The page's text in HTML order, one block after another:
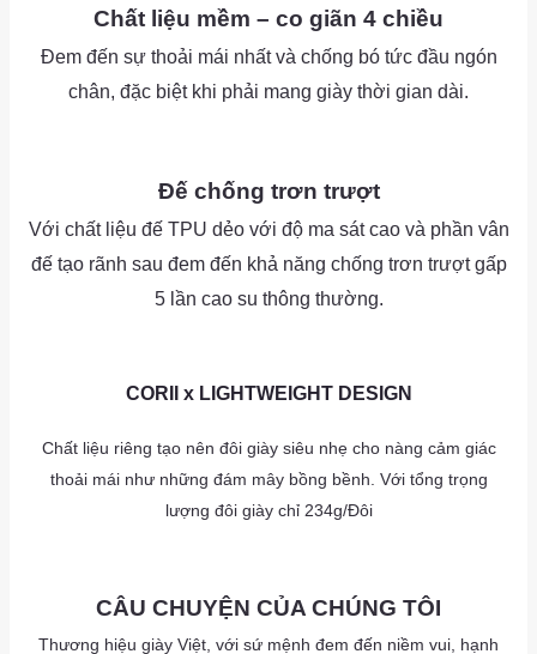
Chất liệu mềm – co giãn 4 chiều
Đem đến sự thoải mái nhất và chống bó tức đầu ngón
chân, đặc biệt khi phải mang giày thời gian dài.
Đế chống trơn trượt
Với chất liệu đế TPU dẻo với độ ma sát cao và phần vân
đế tạo rãnh sau đem đến khả năng chống trơn trượt gấp
5 lần cao su thông thường.
CORII x LIGHTWEIGHT DESIGN
Chất liệu riêng tạo nên đôi giày siêu nhẹ cho nàng cảm giác
thoải mái như những đám mây bồng bềnh. Với tổng trọng
lượng đôi giày chỉ 234g/Đôi
CÂU CHUYỆN CỦA CHÚNG TÔI
Thương hiệu giày Việt, với sứ mệnh đem đến niềm vui, hạnh